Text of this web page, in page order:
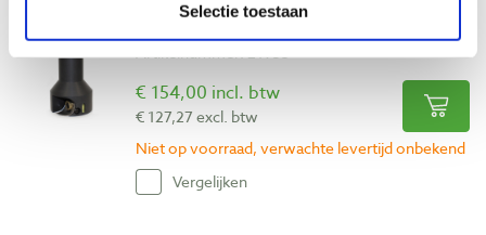
Selectie toestaan
€ 154,00 incl. btw
€ 127,27 excl. btw
Niet op voorraad, verwachte levertijd onbekend
Vergelijken